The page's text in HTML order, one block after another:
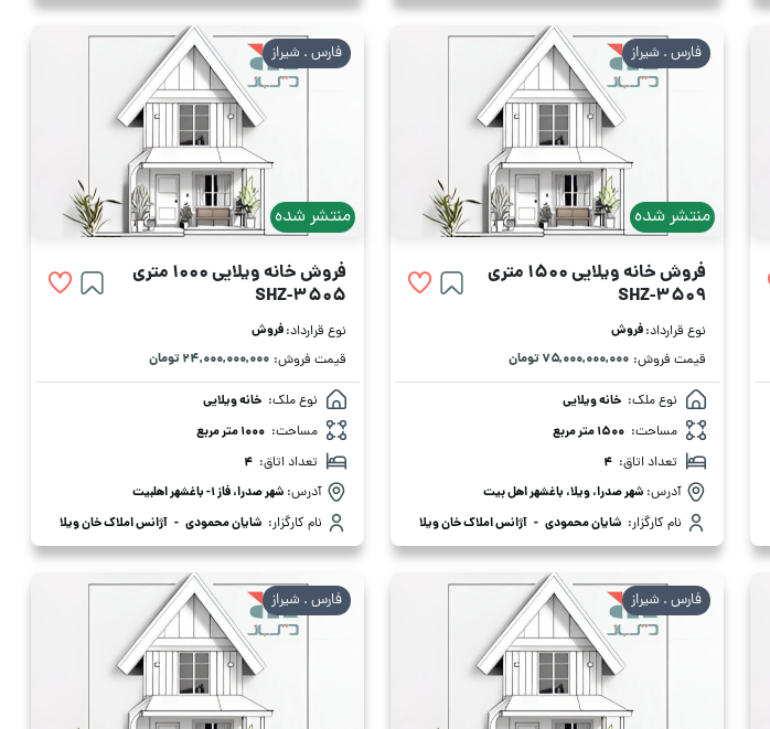
منتشر شده
فارس . شیراز
فروش خانه ویلایی 1500 متری
SHZ-3509
نوع قرارداد:فروش
قیمت فروش: ۷۵,۰۰۰,۰۰۰,۰۰۰ تومان
نوع ملک: خانه ویلایی
مساحت: 1500 متر مربع
تعداد اتاق: 4
آدرس: شهر صدرا، ویلا، باغشهر اهل بیت
نام کارگزار: شایان محمودی - آژانس املاک خان ویلا
منتشر شده
فارس . شیراز
فروش خانه ویلایی 1000 متری
SHZ-3505
نوع قرارداد:فروش
قیمت فروش: ۲۴,۰۰۰,۰۰۰,۰۰۰ تومان
نوع ملک: خانه ویلایی
مساحت: 1000 متر مربع
تعداد اتاق: 4
آدرس: شهر صدرا، فاز 1- باغشهر اهلبیت
نام کارگزار: شایان محمودی - آژانس املاک خان ویلا
فارس . شیراز فارس . شیراز